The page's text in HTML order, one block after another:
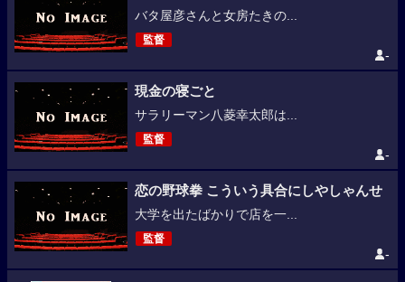
バタ屋彦さんと女房たきの...
監督
-
現金の寝ごと
サラリーマン八菱幸太郎は...
監督
-
恋の野球拳 こういう具合にしやしゃんせ
大学を出たばかりで店を一...
監督
-